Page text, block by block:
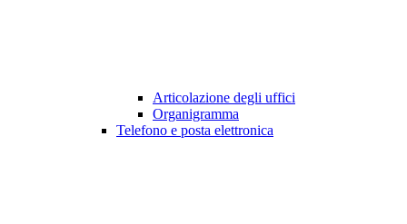
Articolazione degli uffici
Organigramma
Telefono e posta elettronica